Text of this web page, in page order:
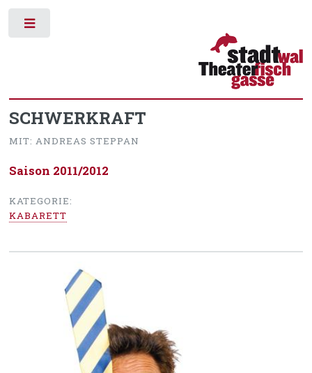
SCHWERKRAFT
MIT: ANDREAS STEPPAN
Saison 2011/2012
KATEGORIE:
KABARETT